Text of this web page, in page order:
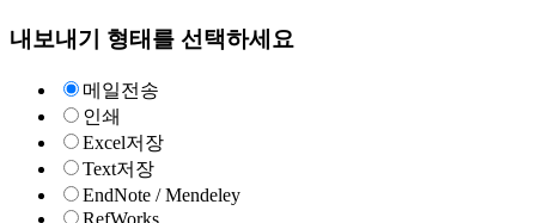
내보내기 형태를 선택하세요
메일전송
인쇄
Excel저장
Text저장
EndNote / Mendeley
RefWorks